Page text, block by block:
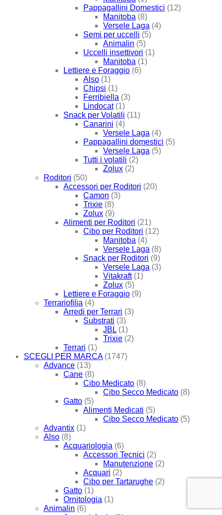
Pappagallini Domestici (12)
Manitoba (8)
Versele Laga (4)
Semi per uccelli (5)
Animalin (5)
Uccelli insettivori (1)
Manitoba (1)
Lettiere e Foraggio (6)
Also (1)
Chipsi (1)
Ferribiella (3)
Lindocat (1)
Snack per Volatili (11)
Canarini (4)
Versele Laga (4)
Pappagallini domestici (5)
Versele Laga (5)
Tutti i volatili (2)
Zolux (2)
Roditori (50)
Accessori per Roditori (20)
Camon (3)
Trixie (8)
Zolux (9)
Alimenti per Roditori (21)
Cibo per Roditori (12)
Manitoba (4)
Versele Laga (8)
Snack per Roditori (9)
Versele Laga (3)
Vitakraft (1)
Zolux (5)
Lettiere e Foraggio (9)
Terrariofilia (4)
Arredi per Terrari (3)
Substrati (3)
JBL (1)
Trixie (2)
Terrari (1)
SCEGLI PER MARCA (1747)
Advance (13)
Cane (8)
Cibo Medicato (8)
Cibo Secco Medicato (8)
Gatto (5)
Alimenti Medicati (5)
Cibo Secco Medicato (5)
Advantix (1)
Also (8)
Acquariologia (6)
Accessori Tecnici (2)
Manutenzione (2)
Acquari (2)
Cibo per Tartarughe (2)
Gatto (1)
Ornitologia (1)
Animalin (6)